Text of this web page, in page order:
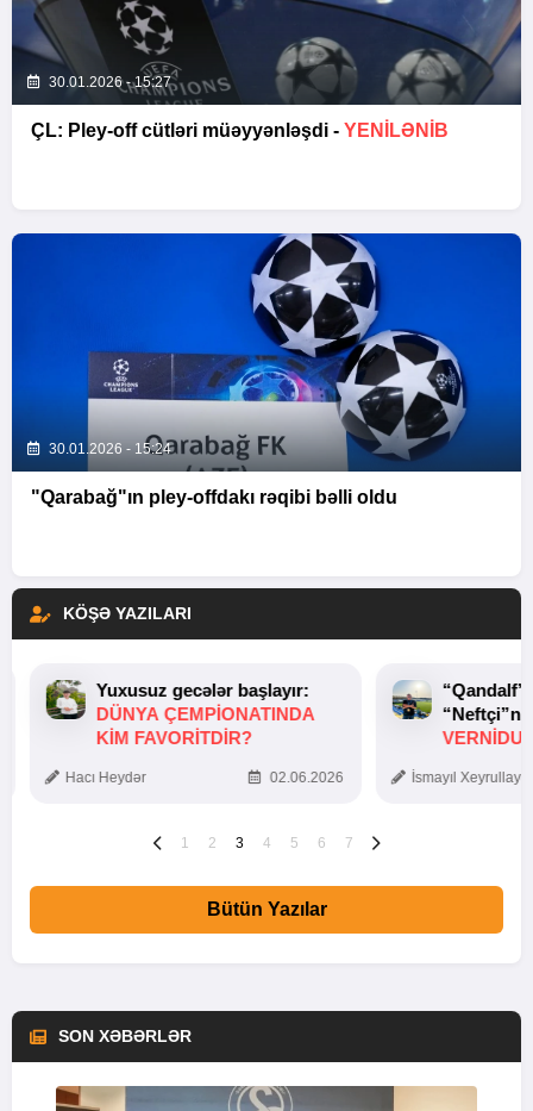
30.01.2026 - 15:27
ÇL: Pley-off cütləri müəyyənləşdi - YENİLƏNİB
30.01.2026 - 15:24
"Qarabağ"ın pley-offdakı rəqibi bəlli oldu
KÖŞƏ YAZILARI
Yuxusuz gecələr başlayır:
DÜNYA ÇEMPIONATINDA
KIM FAVORITDIR?
Hacı Heydər 02.06.2026 İsmayıl
1 2 3 4 5 6 7
Bütün Yazılar
SON XƏBƏRLƏR